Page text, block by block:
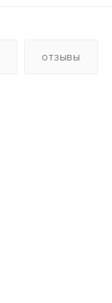
ОТЗЫВЫ